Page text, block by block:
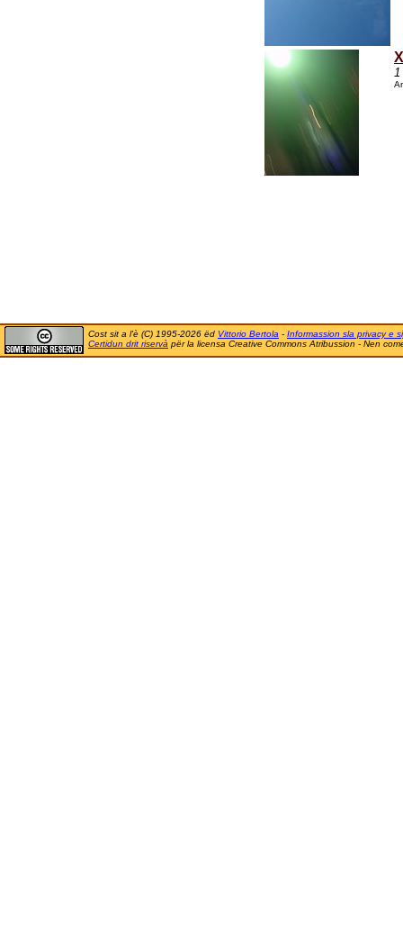
1
Cost sit a l'è (C) 1995-2026 ëd Vittorio Bertola - Informassion sla privacy e
Certidun drit riservà për la licensa Creative Commons Atribussion - Nen